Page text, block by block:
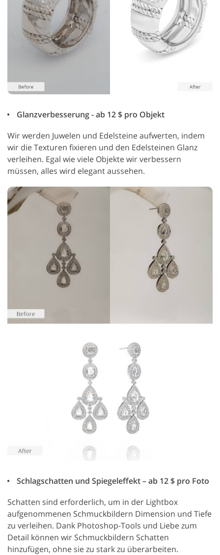
Glanzverbesserung - ab 12 $ pro Objekt
Wir werden Juwelen und Edelsteine aufwerten, indem
wir die Texturen fixieren und den Edelsteinen Glanz
verleihen. Egal wie viele Objekte wir verbessern
müssen, alles wird elegant aussehen.
Schlagschatten und Spiegeleffekt – ab 12 $ pro Foto
Schatten sind erforderlich, um in der Lightbox
aufgenommenen Schmuckbildern Dimension und Tiefe
zu verleihen. Dank Photoshop-Tools und Liebe zum
Detail können wir Schmuckbildern Schatten
hinzufügen, ohne sie zu stark zu überarbeiten.